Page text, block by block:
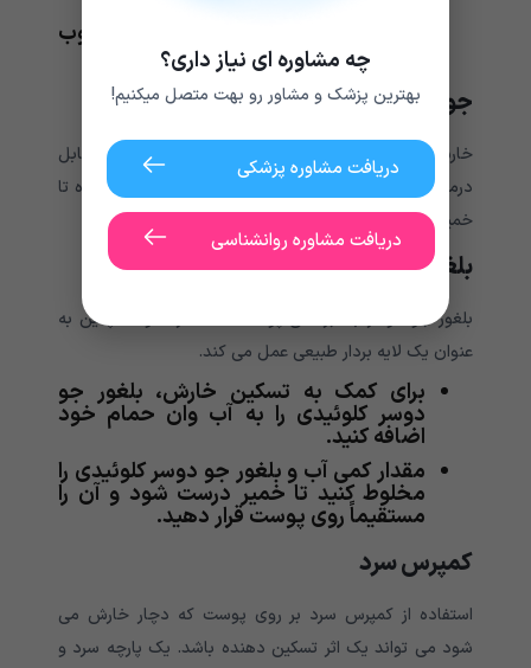
از روغن نارگیل یا کره کاکائو برای مرطوب
کردن پوست پا استفاده کنید.
جوش شیرین
خارش پوست ناشی از پسوریازیس با خمیر جوش شیرین قابل
درمان است. مقدار کمی آب و جوش شیرین را مخلوط کرده تا
خمیر به دست آید و آن را مستقیماً روی پوست قرار دهید.
بلغور جو دوسر
بلغور جو دوسر به آبرسانی پوست کمک کرده و همچنین به
عنوان یک لایه بردار طبیعی عمل می کند.
برای کمک به تسکین خارش، بلغور جو
دوسر کلوئیدی را به آب وان حمام خود
اضافه کنید.
مقدار کمی آب و بلغور جو دوسر کلوئیدی را
مخلوط کنید تا خمیر درست شود و آن را
مستقیماً روی پوست قرار دهید.
کمپرس سرد
استفاده از کمپرس سرد بر روی پوست که دچار خارش می
شود می تواند یک اثر تسکین دهنده باشد. یک پارچه سرد و
چه مشاوره ای نیاز داری؟
بهترین پزشک و مشاور رو بهت متصل میکنیم!
دریافت مشاوره پزشکی
دریافت مشاوره روانشناسی